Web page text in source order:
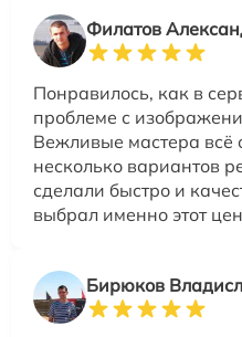
Филатов
Понравилось, как в
проблеме с
Вежливые мастера всё
несколько вариантов
сделали быстро и
выбрал именно этот
Бирюков